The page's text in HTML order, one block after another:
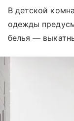
В детской
одежды
белья —